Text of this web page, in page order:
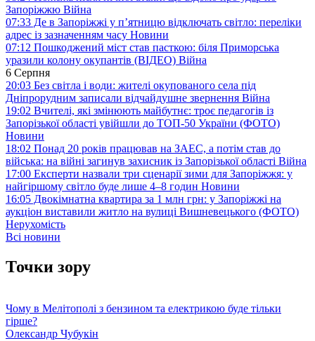
Запоріжжю Війна
07:33 Де в Запоріжжі у п’ятницю відключать світло: переліки
адрес із зазначенням часу Новини
07:12 Пошкоджений міст став пасткою: біля Приморська
уразили колону окупантів (ВІДЕО) Війна
6 Серпня
20:03 Без світла і води: жителі окупованого села під
Дніпрорудним записали відчайдушне звернення Війна
19:02 Вчителі, які змінюють майбутнє: троє педагогів із
Запорізької області увійшли до ТОП-50 України (ФОТО)
Новини
18:02 Понад 20 років працював на ЗАЕС, а потім став до
війська: на війні загинув захисник із Запорізької області Війна
17:00 Експерти назвали три сценарії зими для Запоріжжя: у
найгіршому світло буде лише 4–8 годин Новини
16:05 Двокімнатна квартира за 1 млн грн: у Запоріжжі на
аукціон виставили житло на вулиці Вишневецького (ФОТО)
Нерухомість
Всі новини
Точки зору
Чому в Мелітополі з бензином та електрикою буде тільки
гірше?
Олександр Чубукін